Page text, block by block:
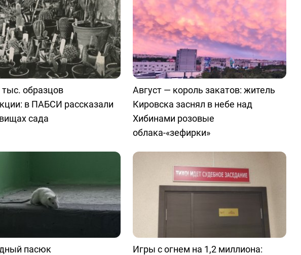
тыс. образцов
в ПАБСИ рассказали
сада
Август — король закатов: житель
Кировска заснял в небе над
Хибинами розовые
облака-«зефирки»
пасюк Игры с огнем на 1,2 миллиона: